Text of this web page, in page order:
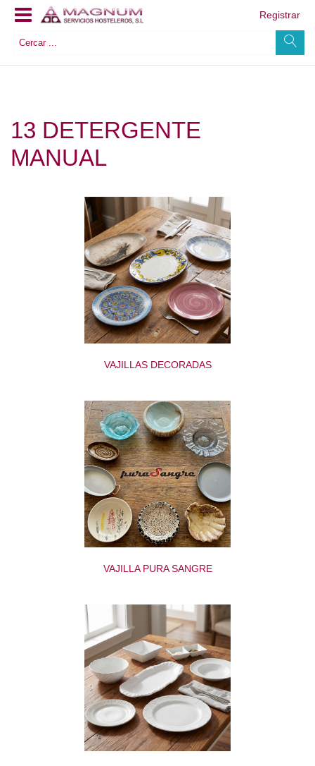
Registrar
13 DETERGENTE
MANUAL
VAJILLAS DECORADAS
VAJILLA PURA SANGRE